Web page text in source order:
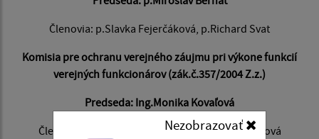
Nezobrazovať
Členovia: p.Slavka Fejerčáková, p.Richard Svat
Komisia pre ochranu verejného záujmu pri výkone funkcií
verejných funkcionárov (zák.č.357/2004 Z.z.)
Predseda: Ing.Monika Kovaľová
Členovia: p.Slavka Fejerčáková, Mgr.Lucia Janičová